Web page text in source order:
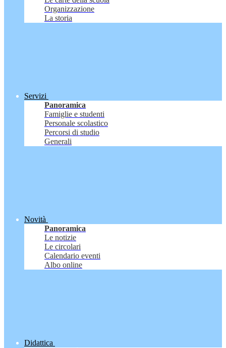
Organizzazione
La storia
Servizi
Panoramica
Famiglie e studenti
Personale scolastico
Percorsi di studio
Generali
Novità
Panoramica
Le notizie
Le circolari
Calendario eventi
Albo online
Didattica